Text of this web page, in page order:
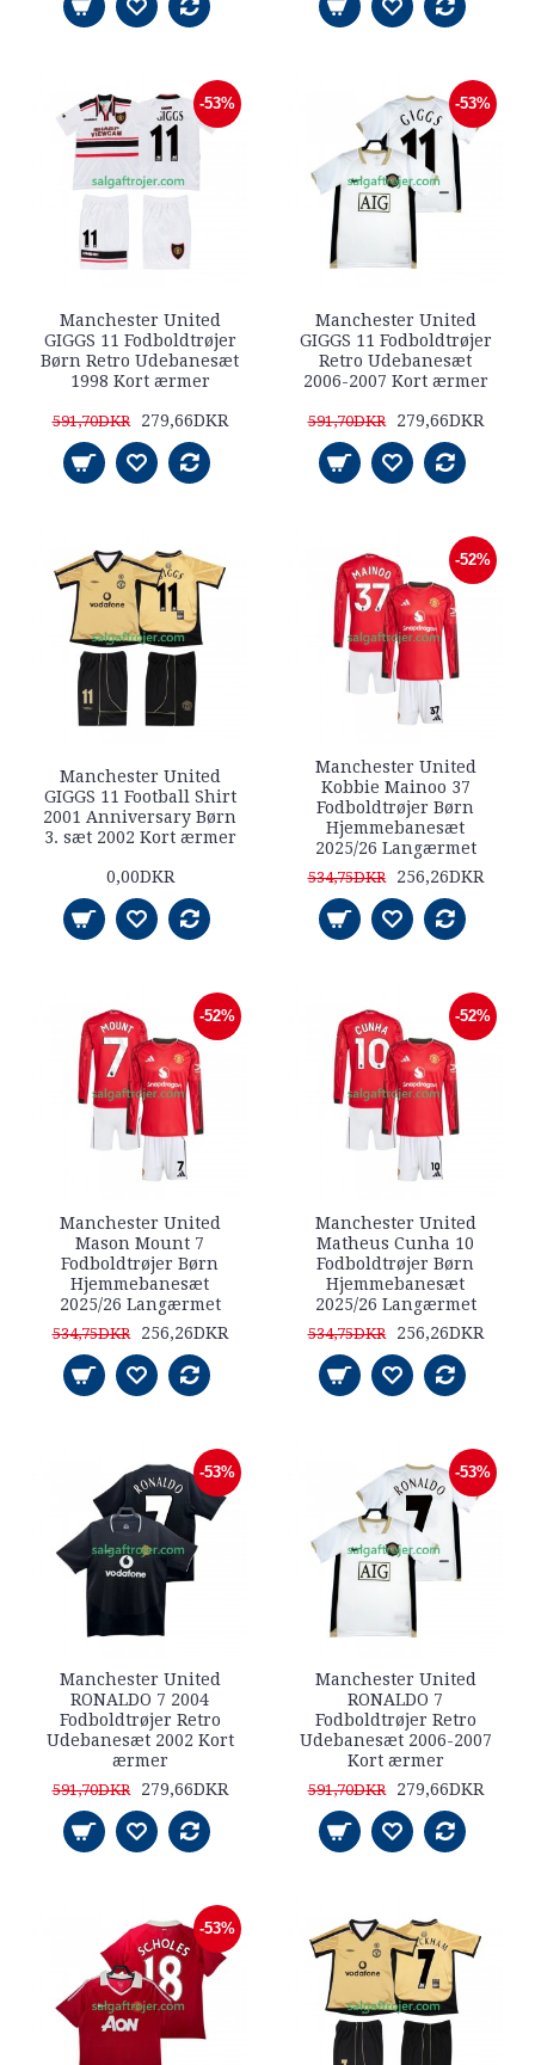
-53%
Manchester United
GIGGS 11 Fodboldtrøjer
Børn Retro Udebanesæt
1998 Kort ærmer
591,70DKR 279,66DKR
-53%
Manchester United
GIGGS 11 Fodboldtrøjer
Retro Udebanesæt
2006-2007 Kort ærmer
591,70DKR 279,66DKR
Manchester United
GIGGS 11 Football Shirt
2001 Anniversary Børn
3. sæt 2002 Kort ærmer
0,00DKR
-52%
Manchester United
Kobbie Mainoo 37
Fodboldtrøjer Børn
Hjemmebanesæt
2025/26 Langærmet
534,75DKR 256,26DKR
-52%
Manchester United
Mason Mount 7
Fodboldtrøjer Børn
Hjemmebanesæt
2025/26 Langærmet
534,75DKR 256,26DKR
-52%
Manchester United
Matheus Cunha 10
Fodboldtrøjer Børn
Hjemmebanesæt
2025/26 Langærmet
534,75DKR 256,26DKR
-53%
Manchester United
RONALDO 7 2004
Fodboldtrøjer Retro
Udebanesæt 2002 Kort
ærmer
591,70DKR 279,66DKR
-53%
Manchester United
RONALDO 7
Fodboldtrøjer Retro
Udebanesæt 2006-2007
Kort ærmer
591,70DKR 279,66DKR
-53%